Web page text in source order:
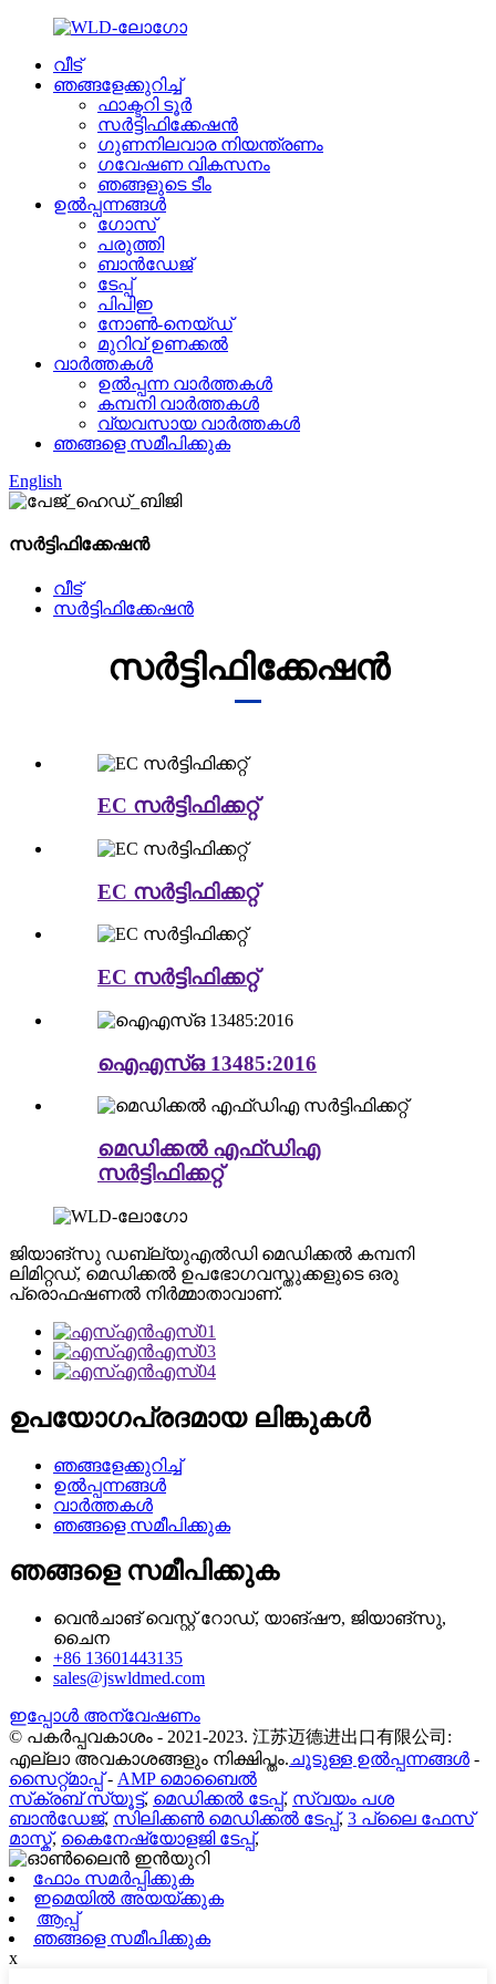
വീട്
ഞങ്ങളേക്കുറിച്ച്
ഫാക്ടറി ടൂർ
സർട്ടിഫിക്കേഷൻ
ഗുണനിലവാര നിയന്ത്രണം
ഗവേഷണ വികസനം
ഞങ്ങളുടെ ടീം
ഉൽപ്പന്നങ്ങൾ
ഗോസ്
പരുത്തി
ബാൻഡേജ്
ടേപ്പ്
പിപിഇ
നോൺ-നെയ്‌ഡ്
മുറിവ് ഉണക്കൽ
വാർത്തകൾ
ഉൽപ്പന്ന വാർത്തകൾ
കമ്പനി വാർത്തകൾ
വ്യവസായ വാർത്തകൾ
ഞങ്ങളെ സമീപിക്കുക
English
സർട്ടിഫിക്കേഷൻ
വീട്
സർട്ടിഫിക്കേഷൻ
സർട്ടിഫിക്കേഷൻ
EC സർട്ടിഫിക്കറ്റ്
EC സർട്ടിഫിക്കറ്റ്
EC സർട്ടിഫിക്കറ്റ്
ഐഎസ്ഒ 13485:2016
മെഡിക്കൽ എഫ്ഡിഎ
സർട്ടിഫിക്കറ്റ്
ജിയാങ്‌സു ഡബ്ല്യുഎൽഡി മെഡിക്കൽ കമ്പനി
ലിമിറ്റഡ്, മെഡിക്കൽ ഉപഭോഗവസ്തുക്കളുടെ ഒരു
പ്രൊഫഷണൽ നിർമ്മാതാവാണ്.
ഉപയോഗപ്രദമായ ലിങ്കുകൾ
ഞങ്ങളേക്കുറിച്ച്
ഉൽപ്പന്നങ്ങൾ
വാർത്തകൾ
ഞങ്ങളെ സമീപിക്കുക
ഞങ്ങളെ സമീപിക്കുക
വെൻചാങ് വെസ്റ്റ് റോഡ്, യാങ്‌ഷൗ, ജിയാങ്‌സു,
ചൈന
+86 13601443135
sales@jswldmed.com
ഇപ്പോൾ അന്വേഷണം
© പകർപ്പവകാശം - 2021-2023. 江苏迈德进出口有限公司:
എല്ലാ അവകാശങ്ങളും നിക്ഷിപ്തം. ചൂടുള്ള ഉൽപ്പന്നങ്ങൾ -
സൈറ്റ്മാപ്പ്- AMP മൊബൈൽ
സ്‌ക്രബ് സ്യൂട്ട്, മെഡിക്കൽ ടേപ്പ്, സ്വയം പശ
ബാൻഡേജ്, സിലിക്കൺ മെഡിക്കൽ ടേപ്പ്, 3 പ്ലൈ ഫേസ്
മാസ്ക്, കൈനേഷ്യോളജി ടേപ്പ്,
ഫോം സമർപ്പിക്കുക
ഇമെയിൽ അയയ്ക്കുക
ആപ്പ്
ഞങ്ങളെ സമീപിക്കുക
x